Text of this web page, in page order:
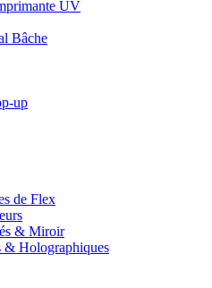
UV
Bâche
up
de Flex
& Miroir
& Holographiques